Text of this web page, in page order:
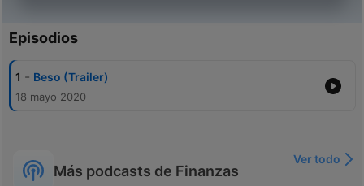
Episodios
1 - Beso (Trailer)
18 mayo 2020
Más podcasts de Finanzas
Ver todo